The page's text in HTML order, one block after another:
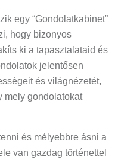
egy “Gondolatkabinet”
hogy bizonyos
ki a tapasztalataid és
jelentősen
és világnézetét,
mely gondolatokat
és mélyebbre ásni a
van gazdag történettel